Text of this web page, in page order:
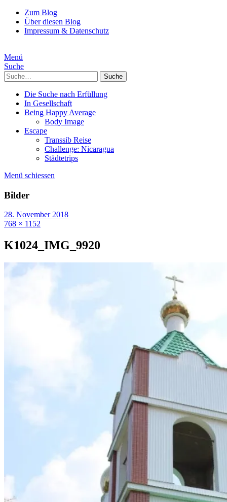
Zum Blog
Über diesen Blog
Impressum & Datenschutz
Menü
Suche
Suche
Die Suche nach Erfüllung
In Gesellschaft
Being Happy Average
Body Image
Escape
Transsib Reise
Challenge: Nicaragua
Städtetrips
Menü schiessen
Bilder
28. November 2018
768 × 1152
K1024_IMG_9920